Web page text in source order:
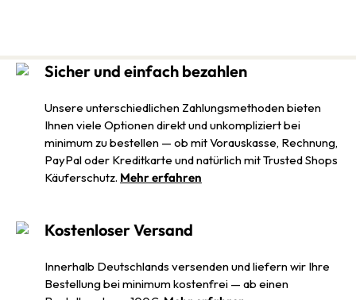
Sicher und einfach bezahlen
Unsere unterschiedlichen Zahlungsmethoden bieten
Ihnen viele Optionen direkt und unkompliziert bei
minimum zu bestellen — ob mit Vorauskasse, Rechnung,
PayPal oder Kreditkarte und natürlich mit Trusted Shops
Käuferschutz. Mehr erfahren
Kostenloser Versand
Innerhalb Deutschlands versenden und liefern wir Ihre
Bestellung bei minimum kostenfrei — ab einen